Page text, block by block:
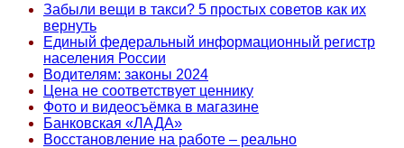
Забыли вещи в такси? 5 простых советов как их
вернуть
Единый федеральный информационный регистр
населения России
Водителям: законы 2024
Цена не соответствует ценнику
Фото и видеосъёмка в магазине
Банковская «ЛАДА»
Восстановление на работе – реально